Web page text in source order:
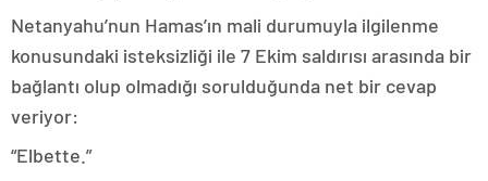
Netanyahu’nun Hamas’ın mali durumuyla ilgilenme
konusundaki isteksizliği ile 7 Ekim saldırısı arasında bir
bağlantı olup olmadığı sorulduğunda net bir cevap
veriyor:
“Elbette.”